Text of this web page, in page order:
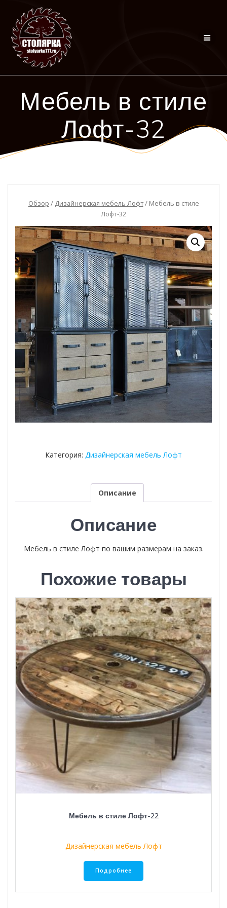
Мебель в стиле
Лофт-32
Обзор / Дизайнерская мебель Лофт/ Мебель в стиле
Лофт-32
Категория: Дизайнерская мебель Лофт
Описание
Описание
Мебель в стиле Лофт по вашим размерам на заказ.
Похожие товары
Мебель в стиле Лофт-22
Дизайнерская мебель Лофт
Подробнее